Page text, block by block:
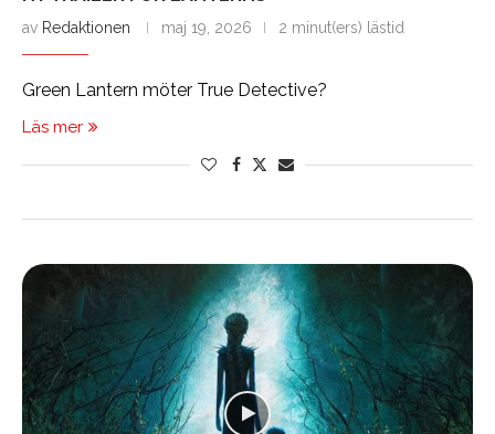
av Redaktionen maj 19, 2026 2 minut(ers) lästid
Green Lantern möter True Detective?
Läs mer